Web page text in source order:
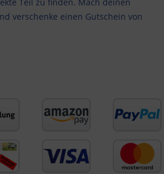
Teil zu finden. Mach deinen
verschenke einen Gutschein von